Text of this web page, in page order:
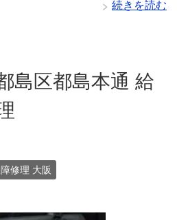
続きを読む
島区都島本通 給
修理 大阪